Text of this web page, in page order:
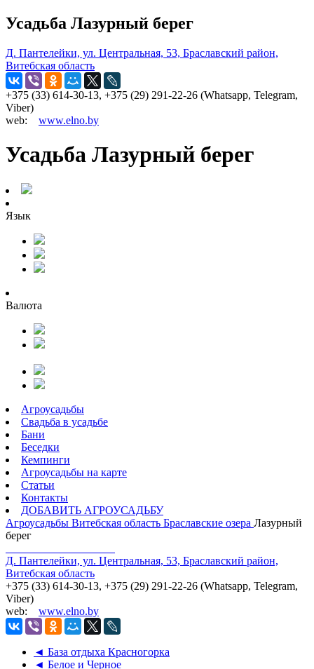
Усадьба Лазурный берег
Д. Пантелейки, ул. Центральная, 53, Браславский район,
Витебская область
+375 (33) 614-30-13, +375 (29) 291-22-26 (Whatsapp, Telegram,
Viber)
web: www.elno.by
Усадьба Лазурный берег
Язык
Валюта
Агроусадьбы
Свадьба в усадьбе
Бани
Беседки
Кемпинги
Агроусадьбы на карте
Статьи
Контакты
ДОБАВИТЬ АГРОУСАДЬБУ
Агроусадьбы Витебская область Браславские озера Лазурный
берег
Д. Пантелейки, ул. Центральная, 53, Браславский район,
Витебская область
+375 (33) 614-30-13, +375 (29) 291-22-26 (Whatsapp, Telegram,
Viber)
web: www.elno.by
◄ База отдыха Красногорка
◄ Белое и Черное